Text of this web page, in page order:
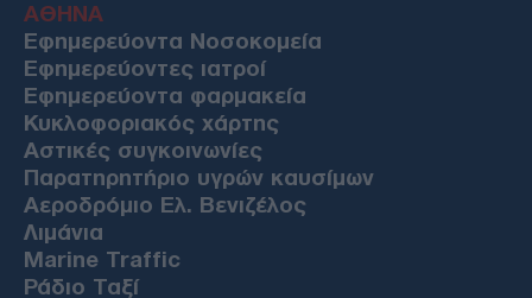
ΑΘΗΝΑ
Εφημερεύοντα Νοσοκομεία
Εφημερεύοντες ιατροί
Εφημερεύοντα φαρμακεία
Κυκλοφοριακός χάρτης
Αστικές συγκοινωνίες
Παρατηρητήριο υγρών καυσίμων
Αεροδρόμιο Ελ. Βενιζέλος
Λιμάνια
Marine Traffic
Ράδιο Ταξί